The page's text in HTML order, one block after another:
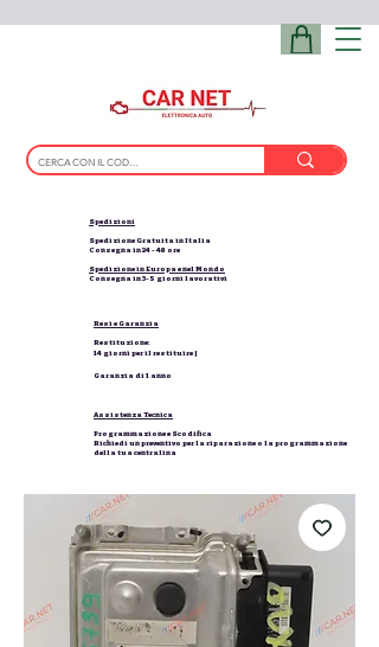
Spedizioni
Spedizione Gratuita in Italia
Consegna in 24 - 48 ore
Spedizione in Europa e nel Mondo
Consegna in 3-5 giorni lavorativi
Resi e Garanzia
Restituzione:
14 giorni per il restituire |
Garanzia di 1 anno
Assistenza Tecnica
Programmazione e Scodifica
Richiedi un preventivo per la riparazione o la programmazione
della tua centralina